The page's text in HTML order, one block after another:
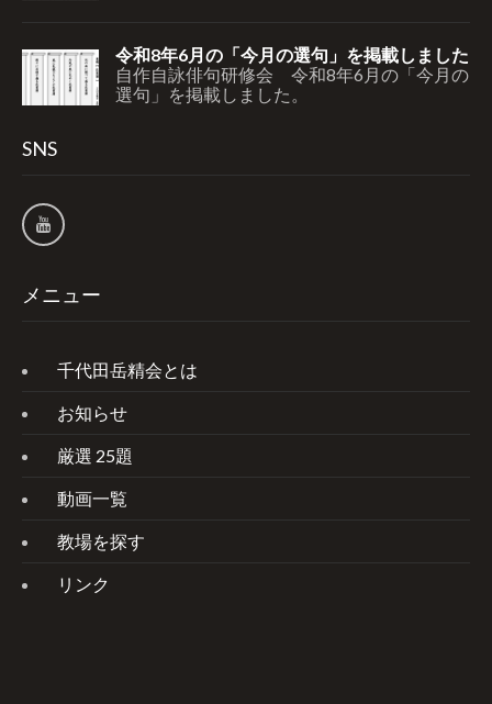
令和8年6月の「今月の選句」を掲載しました
自作自詠俳句研修会 令和8年6月の「今月の
選句」を掲載しました。
SNS
メニュー
千代田岳精会とは
お知らせ
厳選 25題
動画一覧
教場を探す
リンク